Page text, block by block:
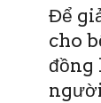
Để
cho
đồng